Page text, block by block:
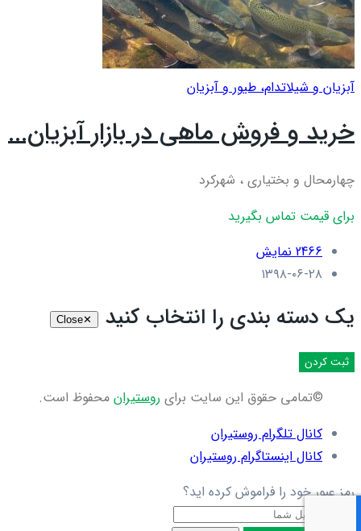
آبزیان و شیلاتدام، طیور و آبزیان
خرید و فروش ماهی در بازار آبزیان...
چهارمحال و بختیاری ، شهرکرد
برای قیمت تماس بگیرید
2466 نمایش
۱۳۹۸-۰۶-۲۸
یک دسته بندی را انتخاب کنید ✕
Close
ثبت کردن
©تمامی حقوق این سایت برای روستیران محفوظ است.
کانال تلگرام روستیران
کانال اینستاگرام روستیران
رمز عبور خود را فراموش کرده اید؟